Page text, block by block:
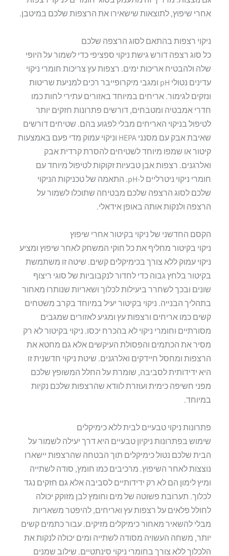
אחרי שיפוץ, לתוצאות שישאירו את הרצפות שלכם במיטבן.
ניקוי רצפות בהתאם לסוג הרצפה שלכם
כל סוג רצפה דורש גישת ניקוי ספציפי כדי לשמור על היופי
שלה ולהבטיח אריכות ימים. רצפות עץ צריכות חומרי ניקוי
עדינים נטולי pH ומגבי מיקרופייבר רכים למניעת שריטות
ונזקים לגימור. אריחים במיוחד באזורים עתירי לחות כמו
חדרי אמבטיה ומטבחים, דורשים פתרונות חזקים יותר
לטיפול בניקוי האריחים מבלי לפגוע בהם. שטיחים דורשים
שאיבת אבק עם מסנני HEPA וניקוי עמוק מדי פעם באמצעות
קיטור או שמפו מיוחד לשטיחים להסרת קרדית אבק
ואלרגנים. רצפות אבן טבעיות זקוקות לטיפול מיוחד עם
חומרי ניקוי ניטרליים ל-pH. התאמה של טכניקות הניקוי
שלכם לסוג הרצפה שלכם מבטיחה שתוכלו לשמור על
הרצפה ולנקות אותה באופן אידאלי.
הקסם החדשני של ניקוי בקיטור אחרי שיפוץ
ניקוי בקיטור מחליף את כל חוקי המשחק לאחר שיפוץ ומציע
ניקוי עמוק ללא צורך בכימיקלים קשים. שיטה זו משתמשת
בקיטור בלחץ גבוה כדי לחדור לנקבוביות של סוגי ריצוף
שונים ובכך לשחרר ביעילות לכלוך ושאריות שנותרו מאחור
בתהליך הבנייה. ניקוי בקיטור יעיל במיוחד בקרב משטחים
קשים כמו אריחים ורצפות עץ ומגיע לאזורים שמגבים
מסורתיים וחומרי ניקוי לא בהכרח יכסו. ניקוי בקיטור לא רק
מסיר את הכתמים והפסולת העיקשים אלא גם מחטא את
הרצפות ומחסל חיידקים ואלרגנים. שיטת ניקוי חדשנית זו
היא ידידותית לסביבה, שומרת על החלל המשופץ שלכם
מפני חשיפה כימית ועוזרת לוודא שהרצפות שלכם נקיות
במיוחד.
פתרונות ניקוי טבעיים לבית ללא כימיקלים
שימוש בפתרונות ניקיון טבעיים היא דרך יעילה לשמור על
הבית שלכם נטול כימיקלים תוך הבטחה שהרצפות יישארו
נוצצות לאחר השיפוץ. מרכיבים כמו חומץ, סודה לשתייה
ומיץ לימון הם לא רק ידידותיים לסביבה אלא גם חזקים נגד
לכלוך. תערובת פשוטה של מים וחומץ לבן מזוקק יכולה
לחולל פלאים על רצפות עץ ואריחים, להיפטר משאריות
מבלי להשאיר מאחור כימיקלים מזיקים. עבור כתמים קשים
יותר, משחה העשויה מסודה לשתייה ומים יכולה לנקות את
הלכלוך ללא צורך בחומרי ניקוי סינתטיים. שילוב שמנים